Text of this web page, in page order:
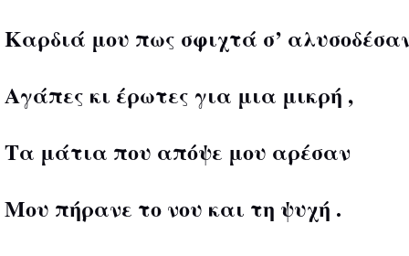
Καρδιά μου πως σφιχτά σ’
Αγάπες κι έρωτες για μια μικρή ,
Τα μάτια που απόψε μου αρέσαν
Μου πήρανε το νου και τη ψυχή .